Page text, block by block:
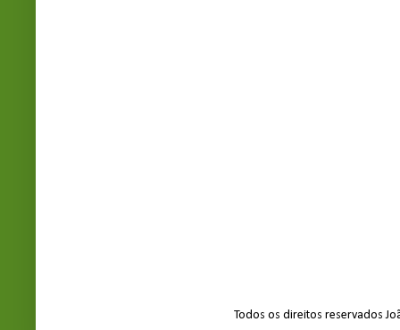
Todos os direitos reservados